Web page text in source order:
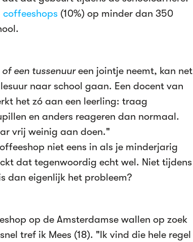
coffeeshops (10%) op minder dan 350
een tussenuureen jointje neemt, kan net
naar school gaan. Een docent van
het zó aan een leerling: traag
en anders reageren dan normaal.
vrij weinig aan doen."
niet eens in als je minderjarig
dat tegenwoordig echt wel. Niet tijdens
dan eigenlijk het probleem?
op de Amsterdamse wallen op zoek
tref ik Mees (18). "Ik vind die hele regel